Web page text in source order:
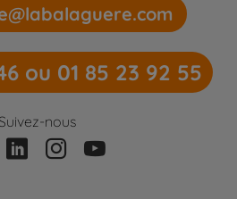
ou 01 85 23 92 55
nous